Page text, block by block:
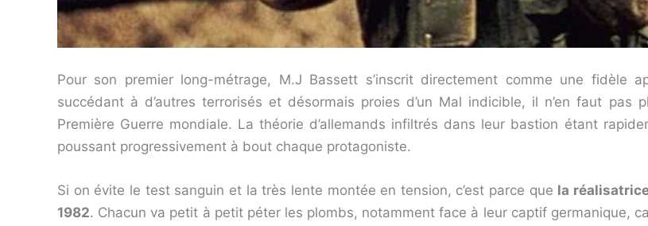
Pour son premier long-métrage, M.J Bassett s’inscrit directement comme une fidèle
succédant à d’autres terrorisés et désormais proies d’un Mal indicible, il n’en faut pas
Première Guerre mondiale. La théorie d’allemands infiltrés dans leur bastion étant
poussant progressivement à bout chaque protagoniste.
Si on évite le test sanguin et la très lente montée en tension, c’est parce que la
1982. Chacun va petit à petit péter les plombs, notamment face à leur captif germanique,